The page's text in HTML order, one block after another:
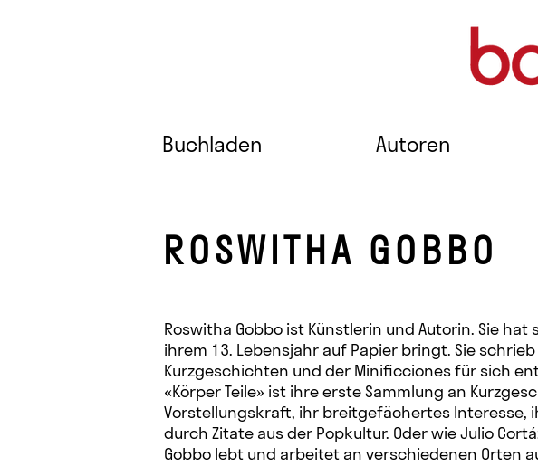
Buchladen Autoren
ROSWITHA GOBBO
Roswitha Gobbo ist Künstlerin und Autorin. Sie
ihrem 13. Lebensjahr auf Papier bringt. Sie
Kurzgeschichten und der Minificciones für sich
«Körper Teile» ist ihre erste Sammlung an
Vorstellungskraft, ihr breitgefächertes Interesse,
durch Zitate aus der Popkultur. Oder wie Julio
Gobbo lebt und arbeitet an verschiedenen Orten